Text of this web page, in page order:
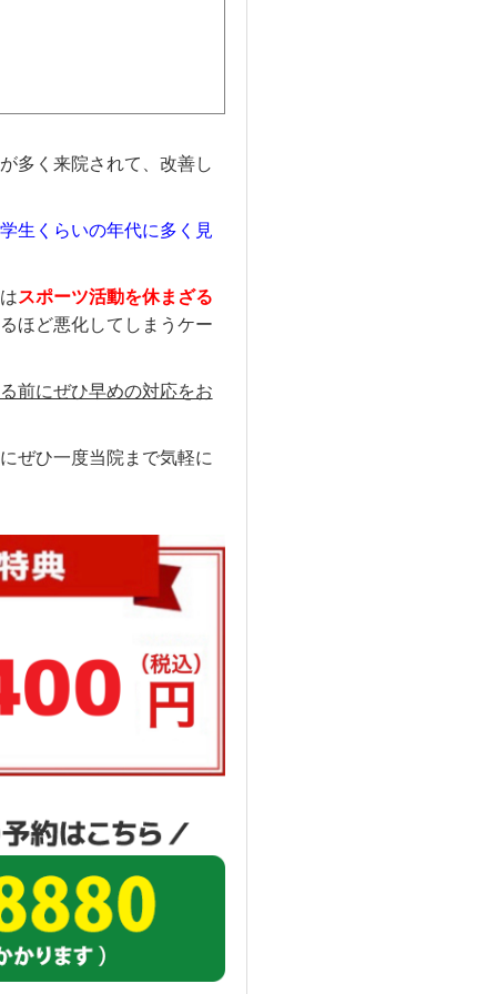
多く来院されて、改善し
生くらいの年代に多く見
スポーツ活動を休まざる
ほど悪化してしまうケー
前にぜひ早めの対応をお
ぜひ一度当院まで気軽に